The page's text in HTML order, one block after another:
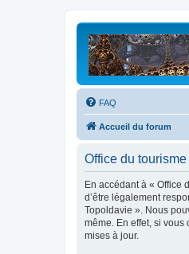
FAQ
Accueil du forum
Office du
En accédant à « Office
d’être légalement
Topoldavie ». Nous
même. En effet, si
mises à jour.